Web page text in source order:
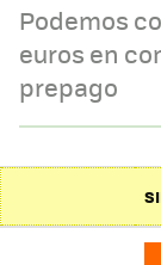
Podemos
euros en
prepago